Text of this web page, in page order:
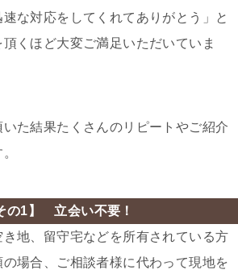
な対応をしてくれてありがとう」と
くほど大変ご満足いただいていま
た結果たくさんのリピートやご紹介
の1】 立会い不要！
地、留守宅などを所有されている方
場合、ご相談者様に代わって現地を